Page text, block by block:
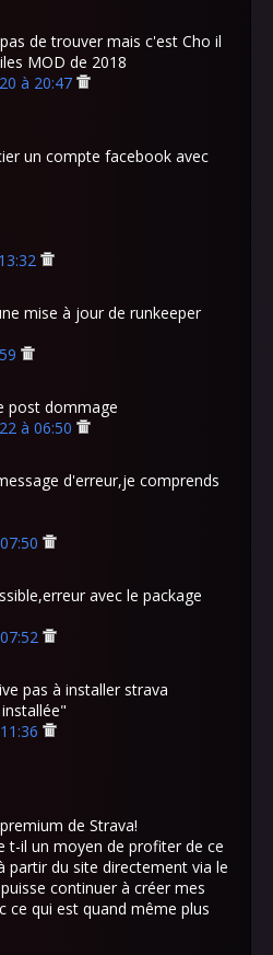
de trouver mais c'est Cho il
MOD de 2018
à 20:47
un compte facebook avec
mise à jour de runkeeper
post dommage
à 06:50
d'erreur,je comprends
avec le package
pas à installer strava
de Strava!
t-il un moyen de profiter de ce
partir du site directement via le
continuer à créer mes
ce qui est quand même plus